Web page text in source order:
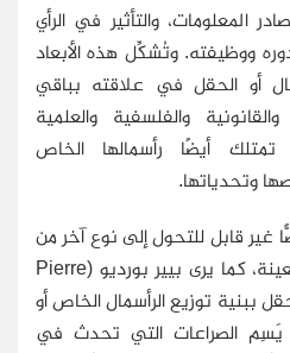
المعلومات، والتأثير في الرأي
ووظيفته. وتُشكِّل هذه الأبعاد
أو الحقل في علاقته بباقي
والفلسفية والعلمية
تمتلك أيضًا رأسمالها الخاص
وتحدياتها.
غير قابل للتحول إلى نوع آخر من
كما يرى بيير بورديو (Pierre
ببنية توزيع الرأسمال الخاص أو
يَسِم الصراعات التي تحدث في